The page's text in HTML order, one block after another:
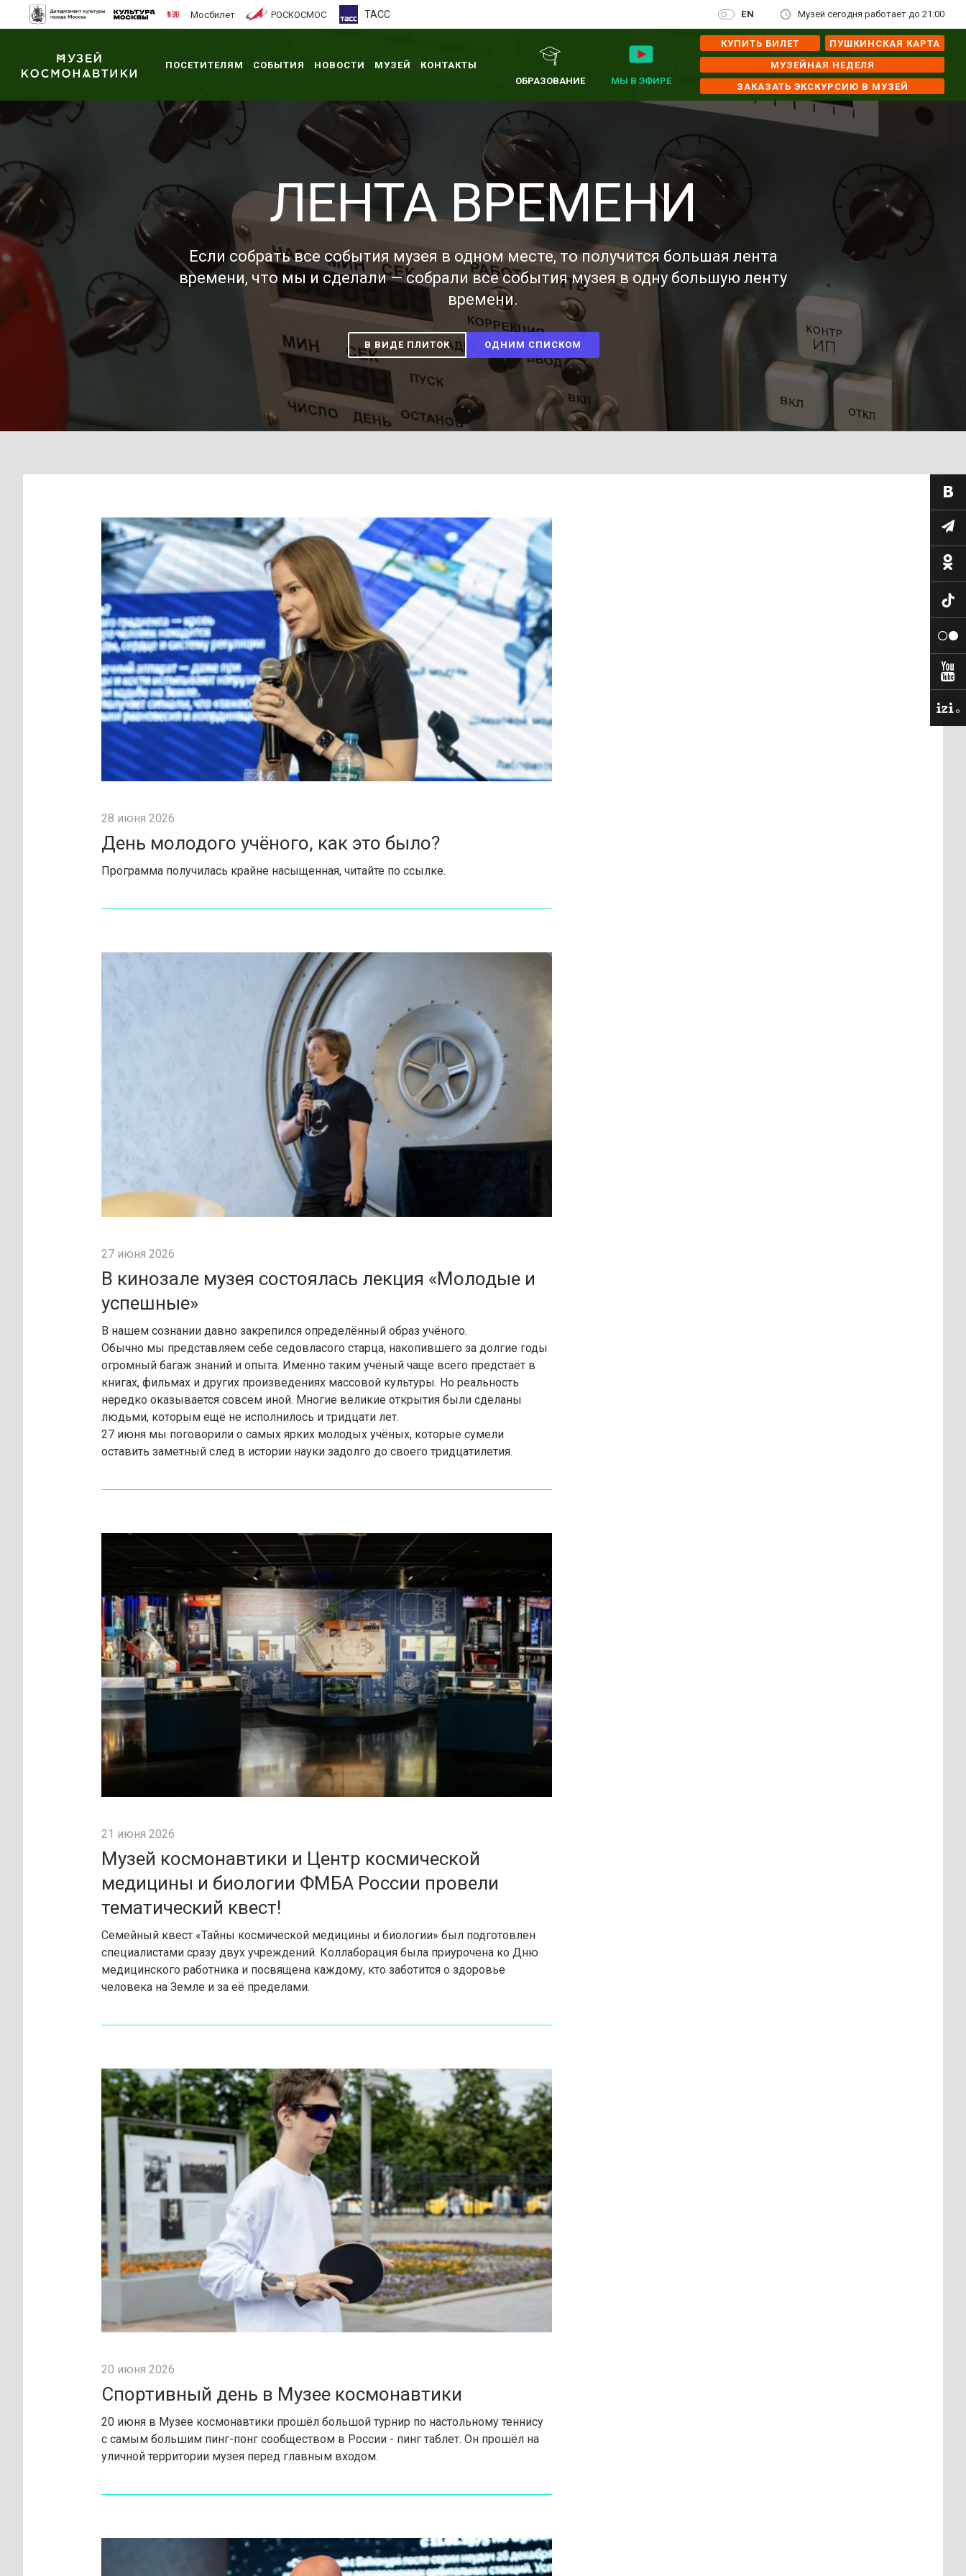
Мосбилет РОСКОСМОС ТАСС EN Музей сегодня работает до 21:00
ПОСЕТИТЕЛЯМ СОБЫТИЯ НОВОСТИ МУЗЕЙ
КОНТАКТЫ
ОБРАЗОВАНИЕ
МЫ В ЭФИРЕ
КУПИТЬ БИЛЕТ
ПУШКИНСКАЯ КАРТА
МУЗЕЙНАЯ НЕДЕЛЯ
ЗАКАЗАТЬ ЭКСКУРСИЮ В МУЗЕЙ
ЛЕНТА ВРЕМЕНИ
Если собрать все события музея в одном месте, то получится большая лента
времени, что мы и сделали — собрали все события музея в одну большую ленту
времени.
В ВИДЕ ПЛИТОК ОДНИМ СПИСКОМ
28 июня 2026
День молодого учёного, как это было?
Программа получилась крайне насыщенная, читайте по ссылке.
27 июня 2026
В кинозале музея состоялась лекция «Молодые и
успешные»
В нашем сознании давно закрепился определённый образ учёного.
Обычно мы представляем себе седовласого старца, накопившего за долгие годы
огромный багаж знаний и опыта. Именно таким учёный чаще всего предстаёт в
книгах, фильмах и других произведениях массовой культуры. Но реальность
нередко оказывается совсем иной. Многие великие открытия были сделаны
людьми, которым ещё не исполнилось и тридцати лет.
27 июня мы поговорили о самых ярких молодых учёных, которые сумели
оставить заметный след в истории науки задолго до своего тридцатилетия.
21 июня 2026
Музей космонавтики и Центр космической
медицины и биологии ФМБА России провели
тематический квест!
Семейный квест «Тайны космической медицины и биологии» был подготовлен
специалистами сразу двух учреждений. Коллаборация была приурочена ко Дню
медицинского работника и посвящена каждому, кто заботится о здоровье
человека на Земле и за её пределами.
20 июня 2026
Спортивный день в Музее космонавтики
20 июня в Музее космонавтики прошёл большой турнир по настольному теннису
с самым большим пинг-понг сообществом в России - пинг таблет. Он прошёл на
уличной территории музея перед главным входом.